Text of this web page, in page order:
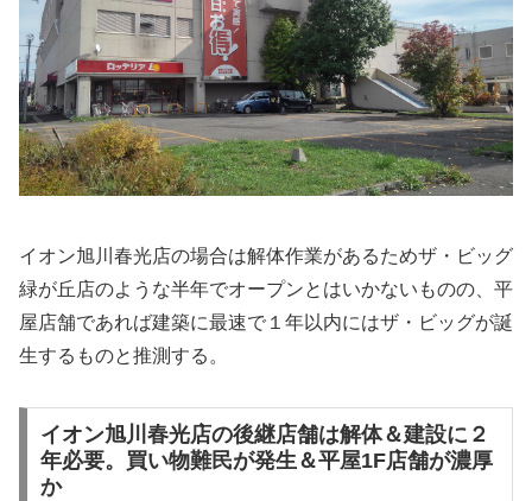
イオン旭川春光店の場合は解体作業があるためザ・ビッグ
緑が丘店のような半年でオープンとはいかないものの、平
屋店舗であれば建築に最速で１年以内にはザ・ビッグが誕
生するものと推測する。
イオン旭川春光店の後継店舗は解体＆建設に２
年必要。買い物難民が発生＆平屋1F店舗が濃厚
か